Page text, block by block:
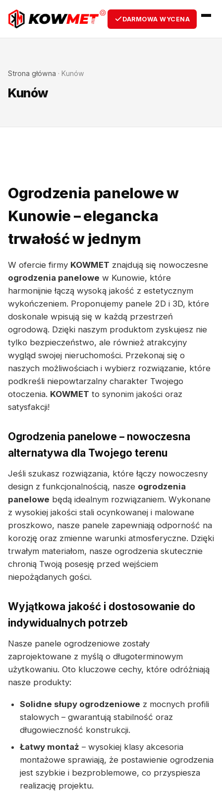
DARMOWA WYCENA
Strona główna · Kunów
Kunów
Ogrodzenia panelowe w
Kunowie – elegancka
trwałość w jednym
W ofercie firmy KOWMET znajdują się nowoczesne
ogrodzenia panelowe w Kunowie, które
harmonijnie łączą wysoką jakość z estetycznym
wykończeniem. Proponujemy panele 2D i 3D, które
doskonale wpisują się w każdą przestrzeń
ogrodową. Dzięki naszym produktom zyskujesz nie
tylko bezpieczeństwo, ale również atrakcyjny
wygląd swojej nieruchomości. Przekonaj się o
naszych możliwościach i wybierz rozwiązanie, które
podkreśli niepowtarzalny charakter Twojego
otoczenia. KOWMET to synonim jakości oraz
satysfakcji!
Ogrodzenia panelowe – nowoczesna
alternatywa dla Twojego terenu
Jeśli szukasz rozwiązania, które łączy nowoczesny
design z funkcjonalnością, nasze ogrodzenia
panelowe będą idealnym rozwiązaniem. Wykonane
z wysokiej jakości stali ocynkowanej i malowane
proszkowo, nasze panele zapewniają odporność na
korozję oraz zmienne warunki atmosferyczne. Dzięki
trwałym materiałom, nasze ogrodzenia skutecznie
chronią Twoją posesję przed wejściem
niepożądanych gości.
Wyjątkowa jakość i dostosowanie do
indywidualnych potrzeb
Nasze panele ogrodzeniowe zostały
zaprojektowane z myślą o długoterminowym
użytkowaniu. Oto kluczowe cechy, które odróżniają
nasze produkty:
Solidne słupy ogrodzeniowe z mocnych profili
stalowych – gwarantują stabilność oraz
długowieczność konstrukcji.
Łatwy montaż – wysokiej klasy akcesoria
montażowe sprawiają, że postawienie ogrodzenia
jest szybkie i bezproblemowe, co przyspiesza
realizację projektu.